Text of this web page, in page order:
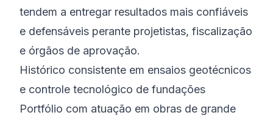
tendem a entregar resultados mais confiáveis
e defensáveis perante projetistas, fiscalização
e órgãos de aprovação.
Histórico consistente em ensaios geotécnicos
e controle tecnológico de fundações
Portfólio com atuação em obras de grande